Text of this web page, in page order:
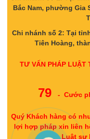
Bắc Nam, phường Gia
Chi nhánh số 2: Tại
Tiên Hoàng,
TƯ VẤN PHÁP LUẬT
79 - Cước
Quý Khách hàng có
lợi hợp pháp xin liên
Luật sư